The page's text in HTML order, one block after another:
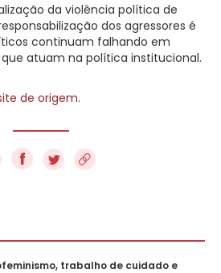
da violência política de
dos agressores é
continuam falhando em
atuam na política institucional.
de origem.
f
trabalho de cuidado e